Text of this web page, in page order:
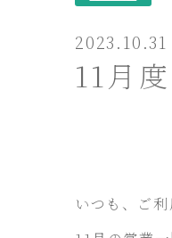
2023.10.31
11月
いつも、ご